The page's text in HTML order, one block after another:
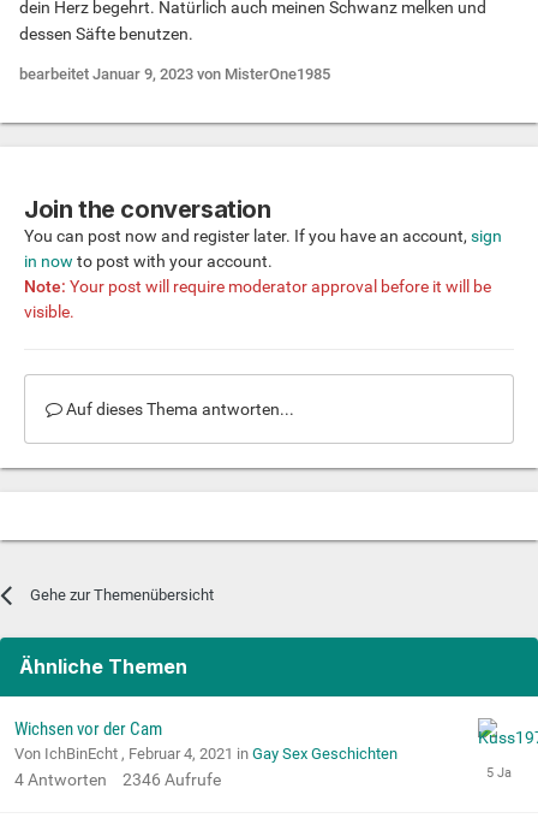
dein Herz begehrt. Natürlich auch meinen Schwanz melken und
dessen Säfte benutzen.
bearbeitet Januar 9, 2023 von MisterOne1985
Join the conversation
You can post now and register later. If you have an account, sign
in now to post with your account.
Note: Your post will require moderator approval before it will be
visible.
Auf dieses Thema antworten...
Gehe zur Themenübersicht
Ähnliche Themen
Wichsen vor der Cam
Von IchBinEcht , Februar 4, 2021 in Gay Sex Geschichten
4Antworten 2346 Aufrufe